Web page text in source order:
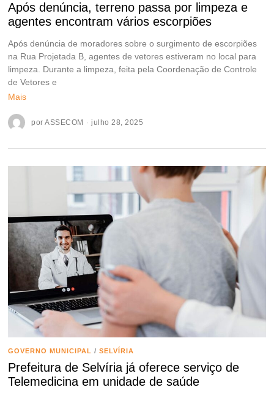
Após denúncia, terreno passa por limpeza e
agentes encontram vários escorpiões
Após denúncia de moradores sobre o surgimento de escorpiões
na Rua Projetada B, agentes de vetores estiveram no local para
limpeza. Durante a limpeza, feita pela Coordenação de Controle
de Vetores e
Mais
porASSECOM julho 28, 2025
GOVERNO MUNICIPAL / SELVÍRIA
Prefeitura de Selvíria já oferece serviço de
Telemedicina em unidade de saúde